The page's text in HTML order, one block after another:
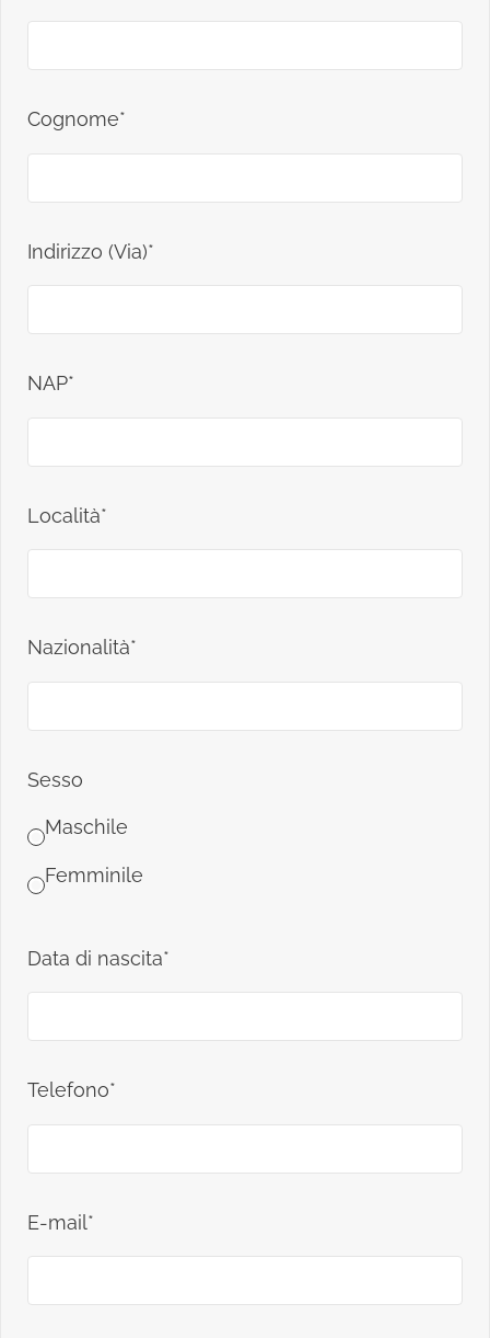
Cognome*
Indirizzo (Via)*
NAP*
Località*
Nazionalità*
Sesso
Maschile
Femminile
Data di nascita*
Telefono*
E-mail*